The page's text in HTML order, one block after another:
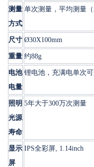
测量
方式
单次测量，平均测量（
尺寸 Ø30X100mm
重量 约88g
电池
电量
锂电池，充满电单次
照明
光源
寿命
5年大于300万次测量
显示
屏
IPS全彩屏, 1.14inch